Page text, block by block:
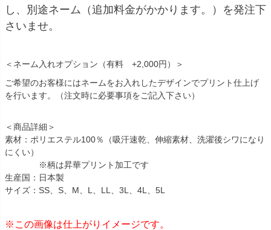
し、別途ネーム（追加料金がかかります。）を発注下
さいませ。
＜ネーム入れオプション（有料 +2,000円）＞
ご希望のお客様にはネームをお入れしたデザインでプリント仕上げ
を行います。（注文時に必要事項をご記入下さい）
＜商品詳細＞
素材：ポリエステル100％（吸汗速乾、伸縮素材、洗濯後シワになり
にくい）
※柄は昇華プリント加工です
生産国：日本製
サイズ：SS、S、M、L、LL、3L、4L、5L
※この画像は仕上がりイメージです。